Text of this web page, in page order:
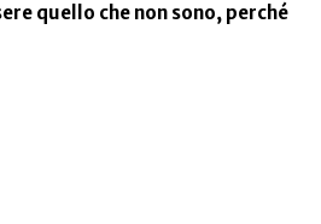
quello che non sono, perché